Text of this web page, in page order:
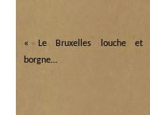
« Le Bruxelles louche et
borgne…